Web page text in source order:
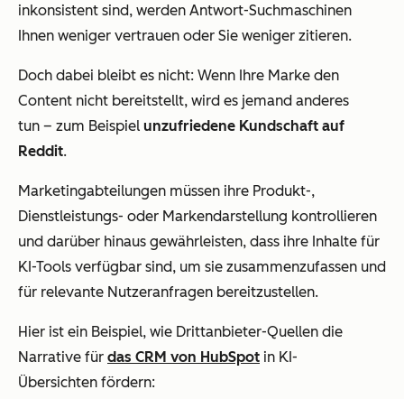
inkonsistent sind, werden Antwort-Suchmaschinen
Ihnen weniger vertrauen oder Sie weniger zitieren.
Doch dabei bleibt es nicht: Wenn Ihre Marke den
Content nicht bereitstellt, wird es jemand anderes
tun – zum Beispiel unzufriedene Kundschaft auf
Reddit.
Marketingabteilungen müssen ihre Produkt-,
Dienstleistungs- oder Markendarstellung kontrollieren
und darüber hinaus gewährleisten, dass ihre Inhalte für
KI-Tools verfügbar sind, um sie zusammenzufassen und
für relevante Nutzeranfragen bereitzustellen.
Hier ist ein Beispiel, wie Drittanbieter-Quellen die
Narrative für das CRM von HubSpot in KI-
Übersichten fördern: